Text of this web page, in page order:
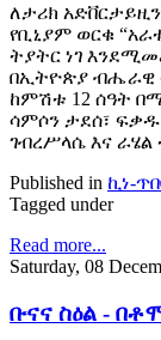
ለታሪክ
የቢኒያም ወርቁ
ትያትር ነገ
በኢትዮጵያ ብሔራዊ
ከምሽቱ 12 ሰዓት
ሳምሶን ታደሰ፣
ገብረሥላሴ እና
Published in ኪነ-
Tagged under
Read more...
Saturday, 08
ቡናና ስዕል -